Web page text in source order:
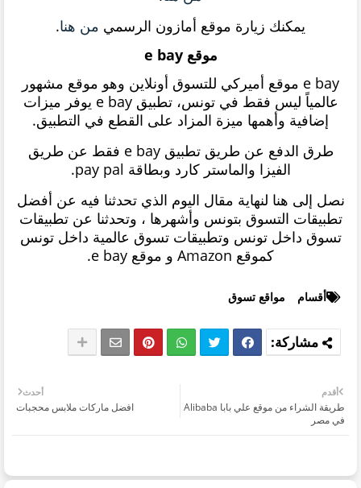
يمكنك زيارة موقع أمازون الرسمي من هنا.
موقع e bay
e bay موقع أميركي للتسوق أونلاين وهو موقع مشهور
عالمياً ليس فقط في تونس، تطبيق e bay يوفر ميزات
إضافية وأهمها ميزة المزاد على القطع في التطبيق.
طرق الدفع عن طريق تطبيق e bay فقط عن طريق
الفيزا والماستر كارد وبطاقة pay pal.
نصل إلى هنا لنهاية مقال اليوم الذي تحدثنا فيه عن أفضل
تطبيقات التسوق بتونس وأشهرها ، وتحدثنا عن تطبيقات
تسوق داخل تونس وتطبيقات تسوق عالمية داخل تونس
كموقع Amazon و موقع e bay.
أقسام مواقع تسوق
أحدث
افضل ماركات ملابس محجبات
أقدم
طريقة الشراء من موقع علي بابا Alibaba
في مصر